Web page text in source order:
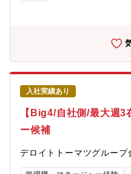
hires/about2.html「※企業紹
用する場面もございます。【
をハンドリングする大手企業
設計した採用戦略や施策が、
に直結する手応えを得ること
ンではなく、採用計画・KPI設
うため、採用戦略立案～実行の
きます。【キャリアパス】中途
景】欠員補充のため【組織構
ジャー1名、シニアスタッフ3
準労働時間7時間でフルフレッ
※東京事務所は豊洲エリアへの
入社実績あり
【Big4/自社側/最大週3
ー候補
デロイトトーマツグループ